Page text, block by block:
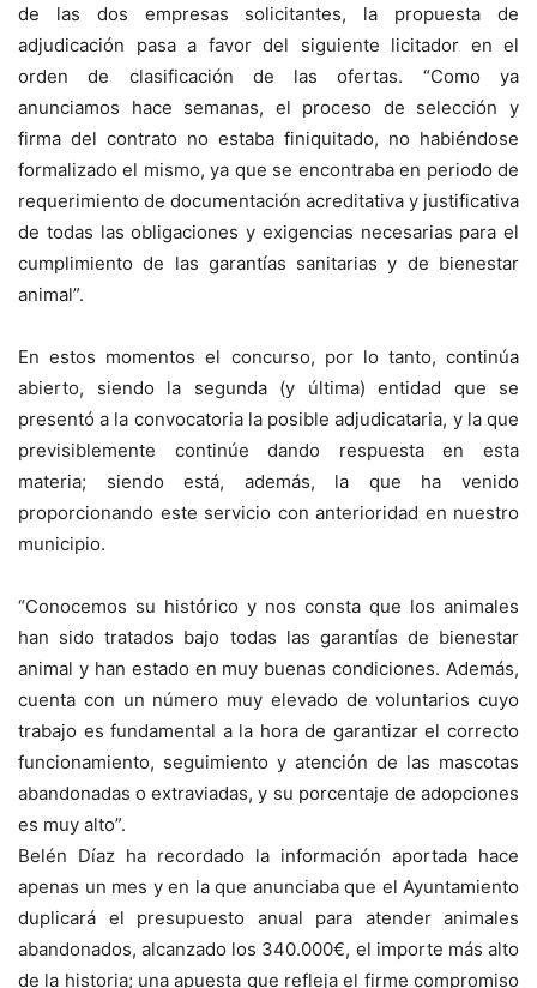
de las dos empresas solicitantes, la propuesta de
adjudicación pasa a favor del siguiente licitador en el
orden de clasificación de las ofertas. “Como ya
anunciamos hace semanas, el proceso de selección y
firma del contrato no estaba finiquitado, no habiéndose
formalizado el mismo, ya que se encontraba en periodo de
requerimiento de documentación acreditativa y justificativa
de todas las obligaciones y exigencias necesarias para el
cumplimiento de las garantías sanitarias y de bienestar
animal”.
En estos momentos el concurso, por lo tanto, continúa
abierto, siendo la segunda (y última) entidad que se
presentó a la convocatoria la posible adjudicataria, y la que
previsiblemente continúe dando respuesta en esta
materia; siendo está, además, la que ha venido
proporcionando este servicio con anterioridad en nuestro
municipio.
“Conocemos su histórico y nos consta que los animales
han sido tratados bajo todas las garantías de bienestar
animal y han estado en muy buenas condiciones. Además,
cuenta con un número muy elevado de voluntarios cuyo
trabajo es fundamental a la hora de garantizar el correcto
funcionamiento, seguimiento y atención de las mascotas
abandonadas o extraviadas, y su porcentaje de adopciones
es muy alto”.
Belén Díaz ha recordado la información aportada hace
apenas un mes y en la que anunciaba que el Ayuntamiento
duplicará el presupuesto anual para atender animales
abandonados, alcanzado los 340.000€, el importe más alto
de la historia; una apuesta que refleja el firme compromiso